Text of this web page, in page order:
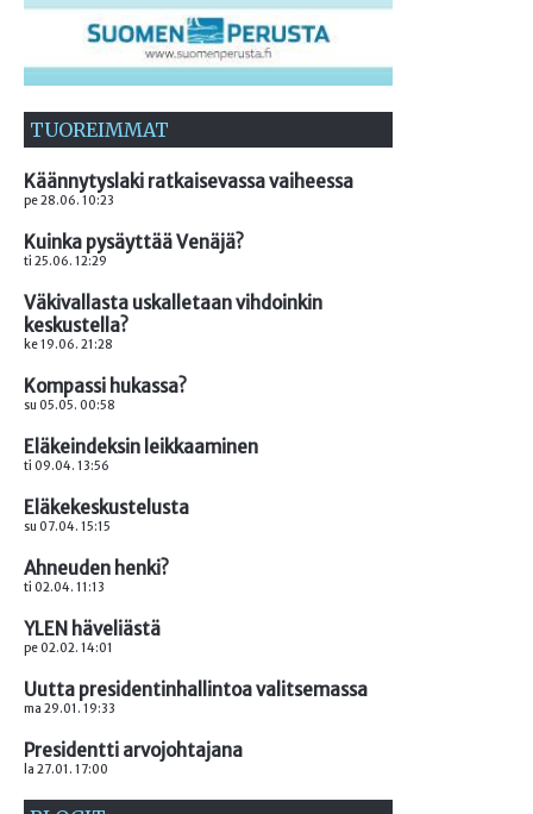
TUOREIMMAT
Käännytyslaki ratkaisevassa vaiheessa
pe 28.06. 10:23
Kuinka pysäyttää Venäjä?
ti 25.06. 12:29
Väkivallasta uskalletaan vihdoinkin
keskustella?
ke 19.06. 21:28
Kompassi hukassa?
su 05.05. 00:58
Eläkeindeksin leikkaaminen
ti 09.04. 13:56
Eläkekeskustelusta
su 07.04. 15:15
Ahneuden henki?
ti 02.04. 11:13
YLEN häveliästä
pe 02.02. 14:01
Uutta presidentinhallintoa valitsemassa
ma 29.01. 19:33
Presidentti arvojohtajana
la 27.01. 17:00